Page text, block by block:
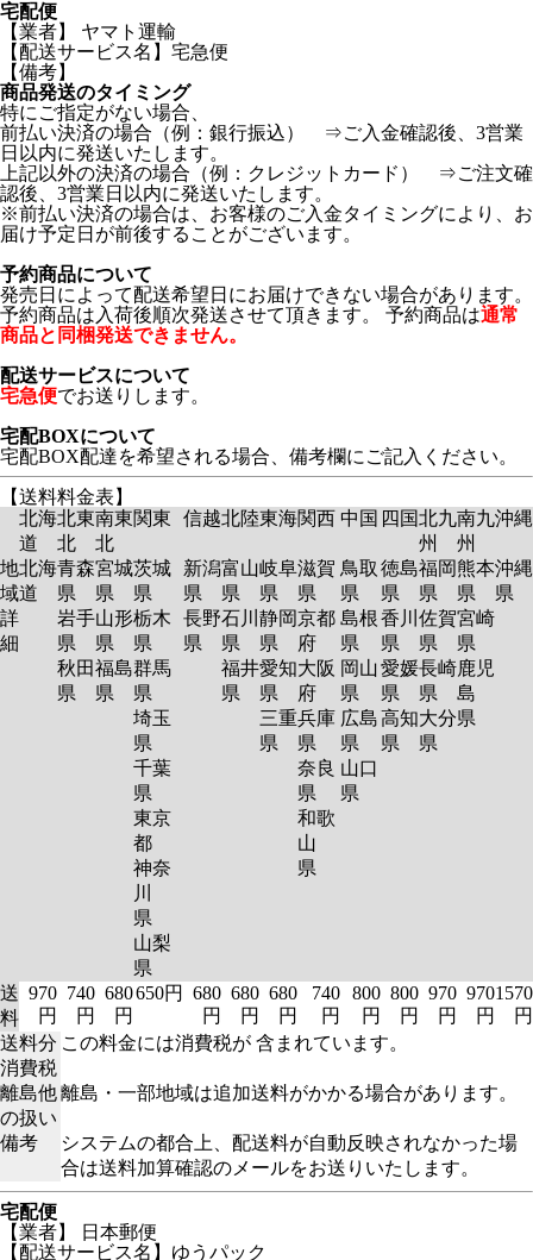
宅配便
【業者】 ヤマト運輸
【配送サービス名】宅急便
【備考】
商品発送のタイミング
特にご指定がない場合、
前払い決済の場合（例：銀行振込） ⇒ご入金確認後、3営業
日以内に発送いたします。
上記以外の決済の場合（例：クレジットカード） ⇒ご注文確
認後、3営業日以内に発送いたします。
※前払い決済の場合は、お客様のご入金タイミングにより、お
届け予定日が前後することがございます。
予約商品について
発売日によって配送希望日にお届けできない場合があります。
予約商品は入荷後順次発送させて頂きます。 予約商品は通常
商品と同梱発送できません。
配送サービスについて
宅急便でお送りします。
宅配BOXについて
宅配BOX配達を希望される場合、備考欄にご記入ください。
【送料料金表】
北海
道
北東
北
南東
北
関東 信越北陸東海関西 中国 四国北九
州
南九
州
沖縄
地
域
詳
細
北海
道
青森
県
岩手
県
秋田
県
宮城
県
山形
県
福島
県
茨城
県
栃木
県
群馬
県
埼玉
県
千葉
県
東京
都
神奈
川
県
山梨
県
新潟
県
長野
県
富山
県
石川
県
福井
県
岐阜
県
静岡
県
愛知
県
三重
県
滋賀
県
京都
府
大阪
府
兵庫
県
奈良
県
和歌
山
県
鳥取
県
島根
県
岡山
県
広島
県
山口
県
徳島
県
香川
県
愛媛
県
高知
県
福岡
県
佐賀
県
長崎
県
大分
県
熊本
県
宮崎
県
鹿児
島
県
沖縄
県
送
料
970
円
740
円
680
円
650円
680
円
680
円
680
円
740
円
800
円
800
円
970
円
970
円
1570
円
送料分
消費税
この料金には消費税が 含まれています。
離島他
の扱い
離島・一部地域は追加送料がかかる場合があります。
備考
システムの都合上、配送料が自動反映されなかった場
合は送料加算確認のメールをお送りいたします。
宅配便
【業者】 日本郵便
【配送サービス名】ゆうパック